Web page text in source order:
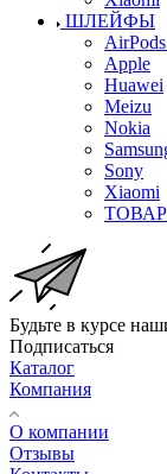
ШЛЕЙФЫ
Apple
Huawei
Meizu
Nokia
Sony
Xiaomi
Будьте в курсе
Подписаться
Каталог
Компания
О компании
Отзывы